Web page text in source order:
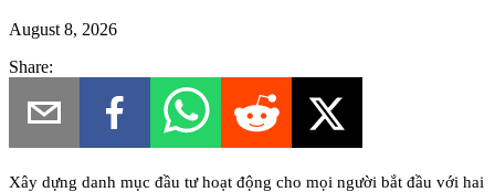
August 8, 2026
Share:
Xây dựng danh mục đầu tư hoạt động cho mọi người bắt đầu với hai